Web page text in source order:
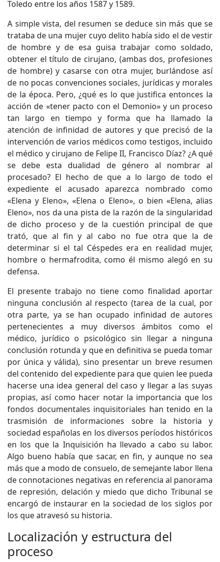
Toledo entre los años 1587 y 1589.
A simple vista, del resumen se deduce sin más que se
trataba de una mujer cuyo delito había sido el de vestir
de hombre y de esa guisa trabajar como soldado,
obtener el título de cirujano, (ambas dos, profesiones
de hombre) y casarse con otra mujer, burlándose así
de no pocas convenciones sociales, jurídicas y morales
de la época. Pero, ¿qué es lo que justifica entonces la
acción de «tener pacto con el Demonio» y un proceso
tan largo en tiempo y forma que ha llamado la
atención de infinidad de autores y que precisó de la
intervención de varios médicos como testigos, incluido
el médico y cirujano de Felipe II, Francisco Díaz? ¿A qué
se debe esta dualidad de género al nombrar al
procesado? El hecho de que a lo largo de todo el
expediente el acusado aparezca nombrado como
«Elena y Eleno», «Elena o Eleno», o bien «Elena, alias
Eleno», nos da una pista de la razón de la singularidad
de dicho proceso y de la cuestión principal de que
trató, que al fin y al cabo no fue otra que la de
determinar si el tal Céspedes era en realidad mujer,
hombre o hermafrodita, como él mismo alegó en su
defensa.
El presente trabajo no tiene como finalidad aportar
ninguna conclusión al respecto (tarea de la cual, por
otra parte, ya se han ocupado infinidad de autores
pertenecientes a muy diversos ámbitos como el
médico, jurídico o psicológico sin llegar a ninguna
conclusión rotunda y que en definitiva se pueda tomar
por única y válida), sino presentar un breve resumen
del contenido del expediente para que quien lee pueda
hacerse una idea general del caso y llegar a las suyas
propias, así como hacer notar la importancia que los
fondos documentales inquisitoriales han tenido en la
trasmisión de informaciones sobre la historia y
sociedad españolas en los diversos períodos históricos
en los que la Inquisición ha llevado a cabo su labor.
Algo bueno había que sacar, en fin, y aunque no sea
más que a modo de consuelo, de semejante labor llena
de connotaciones negativas en referencia al panorama
de represión, delación y miedo que dicho Tribunal se
encargó de instaurar en la sociedad de los siglos por
los que atravesó su historia.
Localización y estructura del
proceso